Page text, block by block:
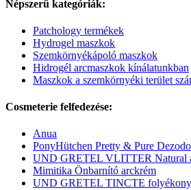
Népszerű kategóriák:
Patchology termékek
Hydrogel maszkok
Szemkörnyékápoló maszkok
Hidrogél arcmaszkok kínálatunkban
Maszkok a szemkörnyéki terület
Cosmeterie felfedezése:
Anua
PonyHütchen Pretty & Pure
UND GRETEL VLITTER Natural
Mimitika Önbarnító arckrém
UND GRETEL TINCTE folyékony